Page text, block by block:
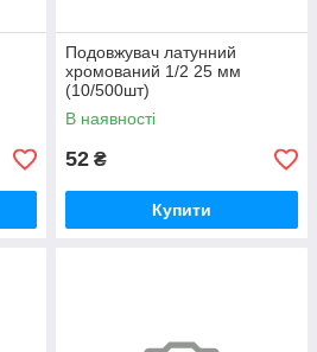
Подовжувач латунний
хромований 1/2 25 мм
(10/500шт)
В наявності
52 ₴
Купити